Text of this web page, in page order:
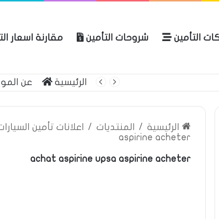
التأمين شروحات التأمين مقارنة اسعار
الرئيسية عن
الرئيسية / المنتديات / اعلانات تأمين
aspirine acheter
achat aspirine upsa aspirine acheter